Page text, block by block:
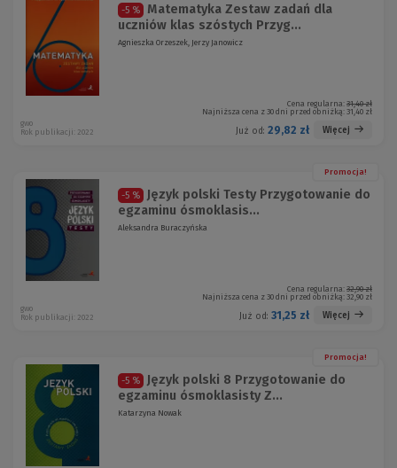
-5 %
Matematyka Zestaw zadań dla
uczniów klas szóstych Przyg...
Agnieszka Orzeszek, Jerzy Janowicz
Cena regularna: 31,40 zł
Najniższa cena z 30 dni przed obniżką: 31,40 zł
Już od: 29,82 zł Więcej
gwo
Rok publikacji: 2022
Promocja!
-5 %
Język polski Testy Przygotowanie do
egzaminu ósmoklasis...
Aleksandra Buraczyńska
Cena regularna: 32,90 zł
Najniższa cena z 30 dni przed obniżką: 32,90 zł
Już od: 31,25 zł Więcej
gwo
Rok publikacji: 2022
Promocja!
-5 %
Język polski 8 Przygotowanie do
egzaminu ósmoklasisty Z...
Katarzyna Nowak